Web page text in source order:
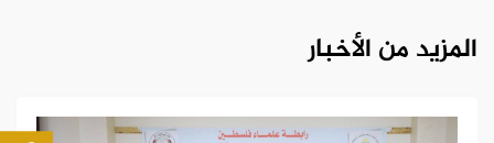
المزيد من الأخبار